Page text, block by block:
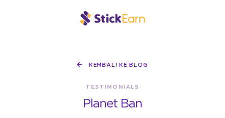
KEMBALI KE BLOG
TESTIMONIALS
Planet Ban